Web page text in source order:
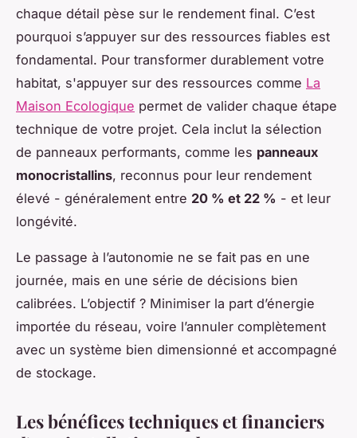
chaque détail pèse sur le rendement final. C’est
pourquoi s’appuyer sur des ressources fiables est
fondamental. Pour transformer durablement votre
habitat, s'appuyer sur des ressources comme La
Maison Ecologique permet de valider chaque étape
technique de votre projet. Cela inclut la sélection
de panneaux performants, comme les panneaux
monocristallins, reconnus pour leur rendement
élevé - généralement entre 20 % et 22 % - et leur
longévité.
Le passage à l’autonomie ne se fait pas en une
journée, mais en une série de décisions bien
calibrées. L’objectif ? Minimiser la part d’énergie
importée du réseau, voire l’annuler complètement
avec un système bien dimensionné et accompagné
de stockage.
Les bénéfices techniques et financiers